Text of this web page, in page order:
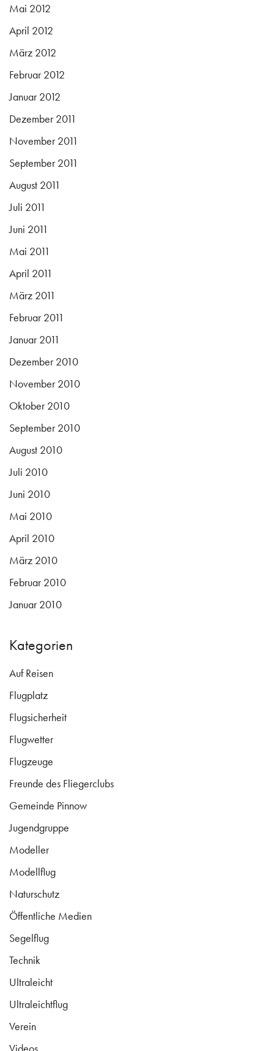
Mai 2012
April 2012
März 2012
Februar 2012
Januar 2012
Dezember 2011
November 2011
September 2011
August 2011
Juli 2011
Juni 2011
Mai 2011
April 2011
März 2011
Februar 2011
Januar 2011
Dezember 2010
November 2010
Oktober 2010
September 2010
August 2010
Juli 2010
Juni 2010
Mai 2010
April 2010
März 2010
Februar 2010
Januar 2010
Kategorien
Auf Reisen
Flugplatz
Flugsicherheit
Flugwetter
Flugzeuge
Freunde des Fliegerclubs
Gemeinde Pinnow
Jugendgruppe
Modeller
Modellflug
Naturschutz
Öffentliche Medien
Segelflug
Technik
Ultraleicht
Ultraleichtflug
Verein
Videos